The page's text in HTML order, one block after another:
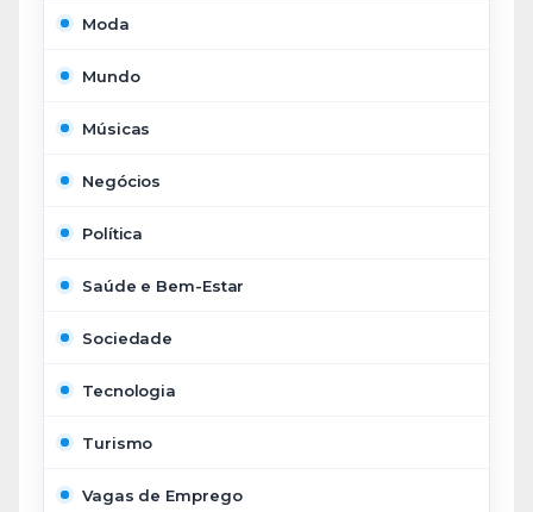
Moda
Mundo
Músicas
Negócios
Política
Saúde e Bem-Estar
Sociedade
Tecnologia
Turismo
Vagas de Emprego